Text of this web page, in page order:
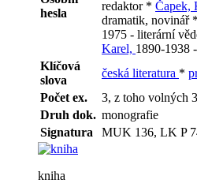
hesla
redaktor * Čapek,
dramatik, novinář *
1975 - literární
Karel, 1890-1938
Klíčová
slova
česká literatura *
Počet ex.
3, z toho volných 3
Druh dok. monografie
Signatura
MUK 136, LK P
kniha